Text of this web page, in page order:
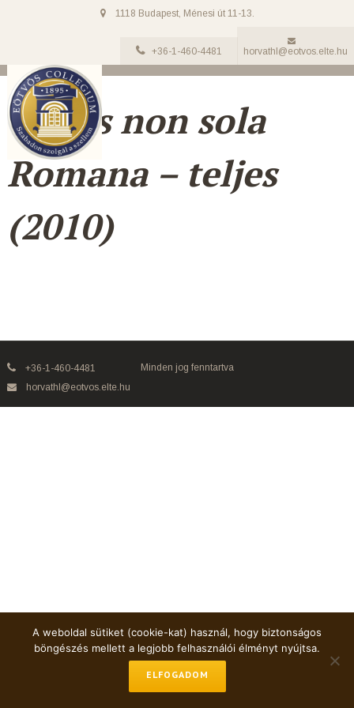
1118 Budapest, Ménesi út 11-13.
+36-1-460-4481 horvathl@eotvos.elte.hu
Pietas non sola
Romana – teljes
(2010)
+36-1-460-4481
horvathl@eotvos.elte.hu
Minden jog fenntartva
A weboldal sütiket (cookie-kat) használ, hogy biztonságos
böngészés mellett a legjobb felhasználói élményt nyújtsa.
ELFOGADOM